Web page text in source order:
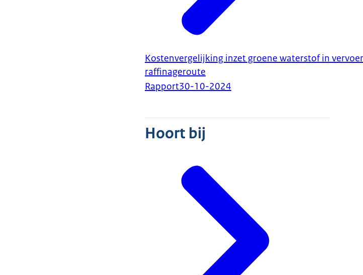
Kostenvergelijking inzet groene waterstof in
raffinageroute
Rapport30-10-2024
Hoort bij